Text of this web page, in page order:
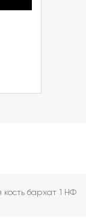
бархат 1 НФ